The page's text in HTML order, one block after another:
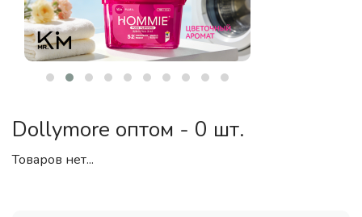
Dollymore оптом - 0 шт.
Товаров нет...